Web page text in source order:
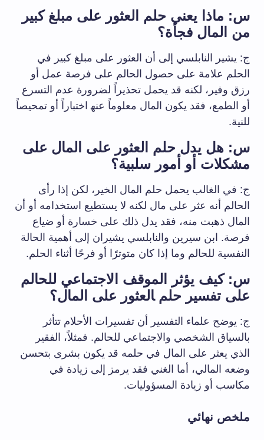
س: ماذا يعني حلم العثور على مبلغ كبير
من المال فجأة؟
ج: يشير النابلسي إلى أن العثور على مبلغ كبير في⁢
الحلم علامة على حصول الحالم على فرصة عمل أو
رزق ⁢وفير، لكنه قد يحمل تحذيراً لضرورة عدم التسرع
أو الطمع، فقد يكون المال معلوماً عنه‍ اختباراً‌ أو تمحيصاً
للنية.
س: هل يدل ⁢حلم العثور على المال على
مشكلات أو أمور سلبية؟
ج: في الغالب يحمل حلم المال الخير، لكن إذا رأى
الحالم أنه عثر ​على مال ‌لكنه لا يستطيع استخدامه أو أن
المال ذهبت منه، فقد يدل‌ ذلك ​على⁤ خسارة أو⁤ ضياع
فرصة. ابن سيرين والنابلسي يشيران إلى‌ أهمية الحالة
النفسية للحالم وما إذا كان ‌متوترًا أو ‌فرحًا أثناء الحلم.
س: كيف يؤثر الموقف الاجتماعي للحالم
على تفسير حلم ‍العثور على المال؟
ج: يوضح علماء التفسير أن ⁤تفسيرات الأحلام تتأثر
بالسياق الشخصي والاجتماعي ‌للحالم. فمثلاً، الفقير
الذي يعثر على المال في حلمه قد يكون بشرى بتحسن
وضعه المالي، أما الغني فقد يرمز إلى زيادة في
مكاسب أو زيادة المسؤوليات.
ملخص نهائي